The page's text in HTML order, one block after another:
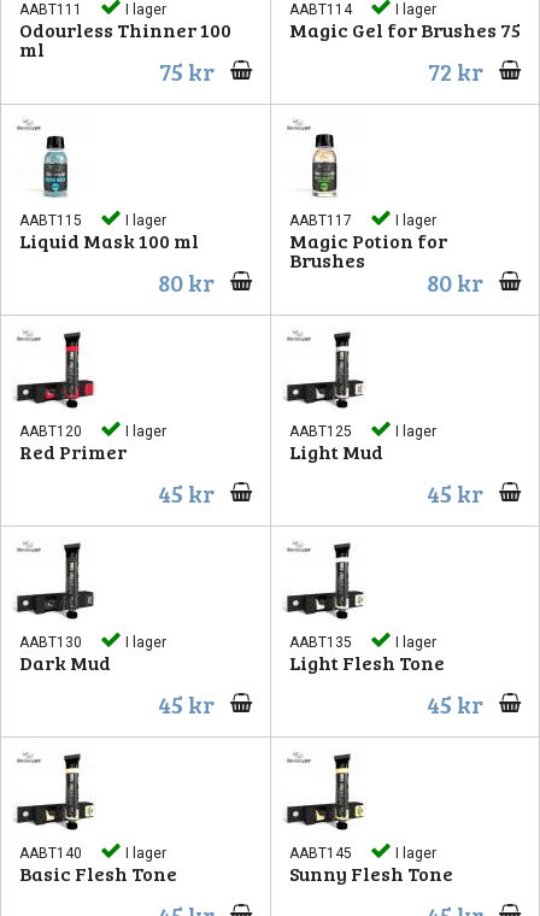
AABT111 I lager
Odourless Thinner 100
ml
75 kr
AABT114 I lager
Magic Gel for Brushes 75
72 kr
AABT115 I lager
Liquid Mask 100 ml
80 kr
AABT117 I lager
Magic Potion for
Brushes
80 kr
AABT120 I lager
Red Primer
45 kr
AABT125 I lager
Light Mud
45 kr
AABT130 I lager
Dark Mud
45 kr
AABT135 I lager
Light Flesh Tone
45 kr
AABT140 I lager
Basic Flesh Tone
AABT145 I lager
Sunny Flesh Tone